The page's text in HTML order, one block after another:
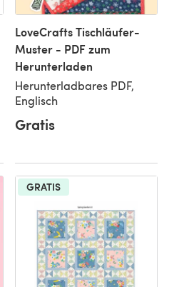
LoveCrafts Tischläufer-
Muster - PDF zum
Herunterladen
Herunterladbares PDF,
Englisch
Gratis
GRATIS